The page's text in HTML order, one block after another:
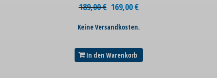
189,00€ 169,00€
Keine Versandkosten.
In den Warenkorb